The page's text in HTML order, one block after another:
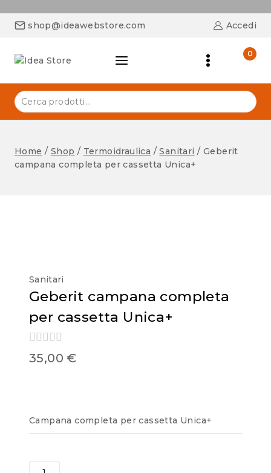
shop@ideawebstore.com Accedi
0
Home / Shop / Termoidraulica / Sanitari / Geberit
campana completa per cassetta Unica+
Sanitari
Geberit campana completa
per cassetta Unica+
0
out
35,00 €
Campana completa per cassetta Unica+